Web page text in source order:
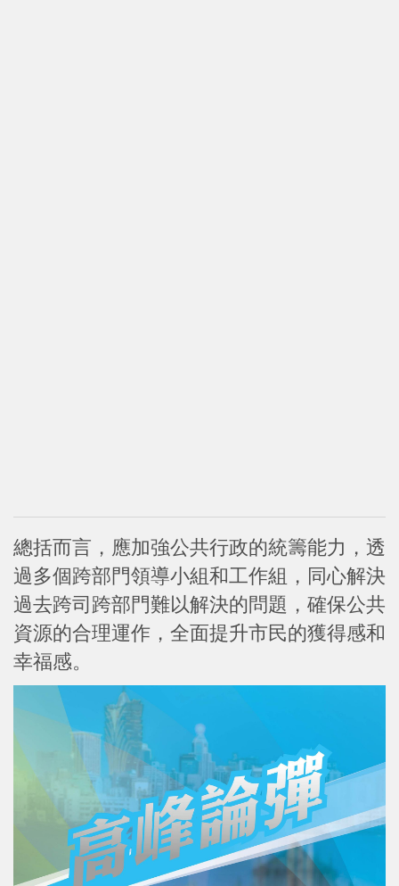
總括而言，應加強公共行政的統籌能力，透
過多個跨部門領導小組和工作組，同心解決
過去跨司跨部門難以解決的問題，確保公共
資源的合理運作，全面提升市民的獲得感和
幸福感。